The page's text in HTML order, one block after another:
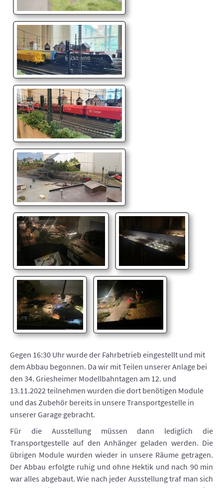
Gegen 16:30 Uhr wurde der Fahrbetrieb eingestellt und mit
dem Abbau begonnen. Da wir mit Teilen unserer Anlage bei
den 34. Griesheimer Modellbahntagen am 12. und
13.11.2022 teilnehmen wurden die dort benötigen Module
und das Zubehör bereits in unsere Transportgestelle in
unserer Garage gebracht.
Für die Ausstellung müssen dann lediglich die
Transportgestelle auf den Anhänger geladen werden. Die
übrigen Module wurden wieder in unsere Räume getragen.
Der Abbau erfolgte ruhig und ohne Hektik und nach 90 min
war alles abgebaut. Wie nach jeder Ausstellung traf man sich